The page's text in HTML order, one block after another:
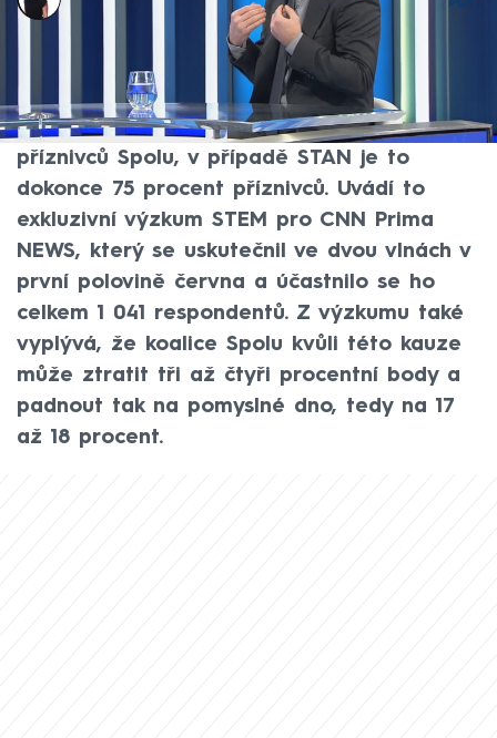
19. čvn 2025, 19:07
Bitcoinovou kauzu, kvůli které skončil
exministr spravedlnosti z ODS Pavel Blažek,
považuje za závažnou více než polovina
příznivců Spolu, v případě STAN je to
dokonce 75 procent příznivců. Uvádí to
exkluzivní výzkum STEM pro CNN Prima
NEWS, který se uskutečnil ve dvou vlnách v
první polovině června a účastnilo se ho
celkem 1 041 respondentů. Z výzkumu také
vyplývá, že koalice Spolu kvůli této kauze
může ztratit tři až čtyři procentní body a
padnout tak na pomyslné dno, tedy na 17
až 18 procent.